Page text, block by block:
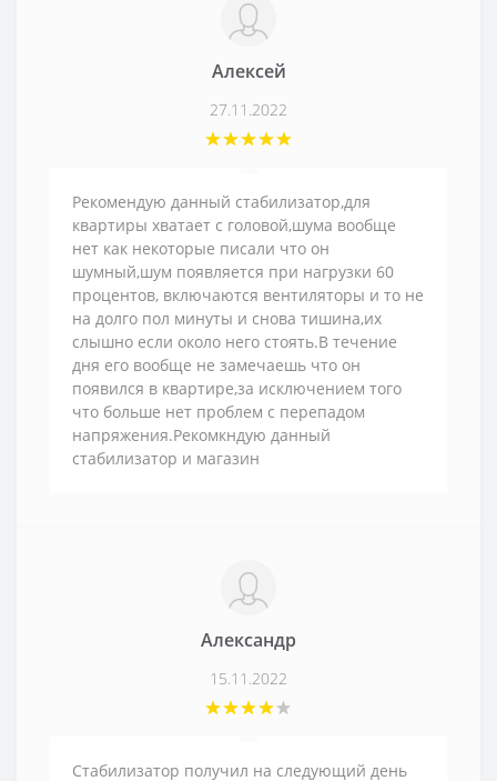
Алексей
27.11.2022
Рекомендую данный стабилизатор,для
квартиры хватает с головой,шума вообще
нет как некоторые писали что он
шумный,шум появляется при нагрузки 60
процентов, включаются вентиляторы и то не
на долго пол минуты и снова тишина,их
слышно если около него стоять.В течение
дня его вообще не замечаешь что он
появился в квартире,за исключением того
что больше нет проблем с перепадом
напряжения.Рекомкндую данный
стабилизатор и магазин
Александр
15.11.2022
Стабилизатор получил на следующий день